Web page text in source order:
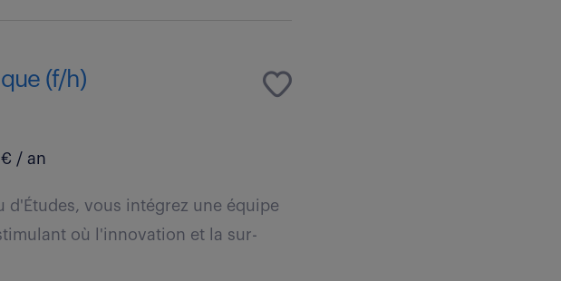
(f/h)
/ an
d'Études, vous intégrez une équipe
où l'innovation et la sur-